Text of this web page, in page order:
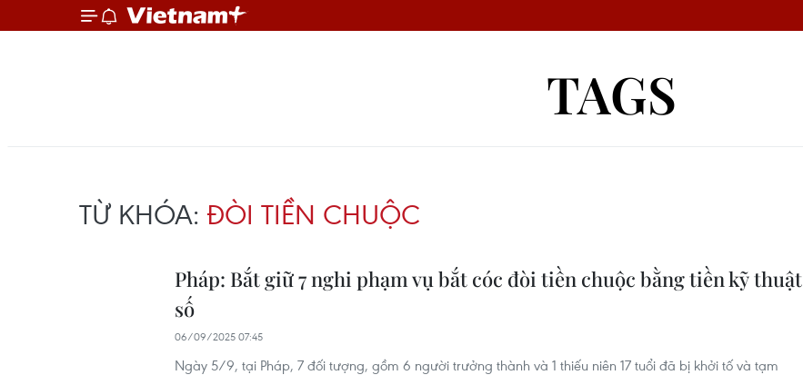
TAGS
TỪ KHÓA: ĐÒI TIỀN CHUỘC
Pháp: Bắt giữ 7 nghi phạm vụ bắt cóc đòi tiền chuộc bằng tiền kỹ thuật
số
06/09/2025 07:45
Ngày 5/9, tại Pháp, 7 đối tượng, gồm 6 người trưởng thành và 1 thiếu niên 17 tuổi đã bị khởi tố và tạm